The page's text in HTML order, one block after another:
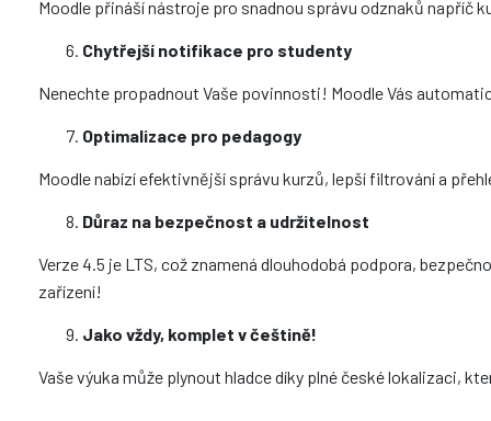
Moodle přináší nástroje pro snadnou správu odznaků napříč
Chytřejší notifikace pro studenty
Nenechte propadnout Vaše povinnosti! Moodle Vás
Optimalizace pro pedagogy
Moodle nabízí efektivnější správu kurzů, lepší filtrování a
Důraz na bezpečnost a udržitelnost
Verze 4.5 je LTS, což znamená dlouhodobá podpora,
zařízení!
Jako vždy, komplet v češtině!
Vaše výuka může plynout hladce díky plné české lokalizaci,